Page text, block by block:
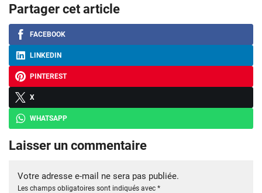
Partager cet article
FACEBOOK
LINKEDIN
PINTEREST
X
WHATSAPP
Laisser un commentaire
Votre adresse e-mail ne sera pas publiée.
Les champs obligatoires sont indiqués avec *